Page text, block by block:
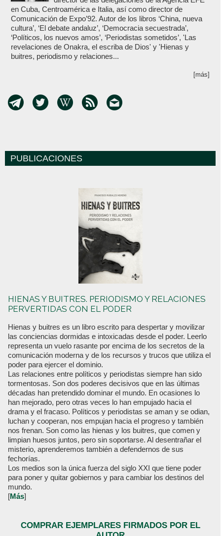
en Cuba, Centroamérica e Italia, así como director de
Comunicación de Expo’92. Autor de los libros ‘China, nueva
cultura’, ‘El debate andaluz’, ‘Democracia secuestrada’,
‘Políticos, los nuevos amos’, ‘Periodistas sometidos’, 'Las
revelaciones de Onakra, el escriba de Dios' y 'Hienas y
buitres, periodismo y relaciones...
[más]
PUBLICACIONES
HIENAS Y BUITRES. PERIODISMO Y RELACIONES
PERVERTIDAS CON EL PODER
Hienas y buitres es un libro escrito para despertar y movilizar
las conciencias dormidas e intoxicadas desde el poder. Leerlo
representa un vuelo rasante por encima de los secretos de la
comunicación moderna y de los recursos y trucos que utiliza el
poder para ejercer el dominio.
Las relaciones entre políticos y periodistas siempre han sido
tormentosas. Son dos poderes decisivos que en las últimas
décadas han pretendido dominar el mundo. En ocasiones lo
han mejorado, pero otras veces lo han empujado hacia el
drama y el fracaso. Políticos y periodistas se aman y se odian,
luchan y cooperan, nos empujan hacia el progreso y también
nos frenan. Son como las hienas y los buitres, que comen y
limpian huesos juntos, pero sin soportarse. Al desentrañar el
misterio, aprenderemos también a defendernos de sus
fechorías.
Los medios son la única fuerza del siglo XXI que tiene poder
para poner y quitar gobiernos y para cambiar los destinos del
mundo.
[Más]
COMPRAR EJEMPLARES FIRMADOS POR EL